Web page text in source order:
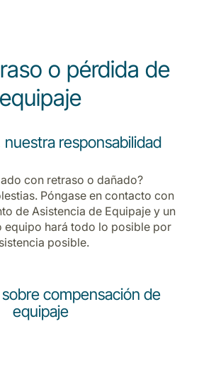
o pérdida de
equipaje
nuestra responsabilidad
con retraso o dañado?
Póngase en contacto con
de Asistencia de Equipaje y un
equipo hará todo lo posible por
posible.
compensación de
equipaje